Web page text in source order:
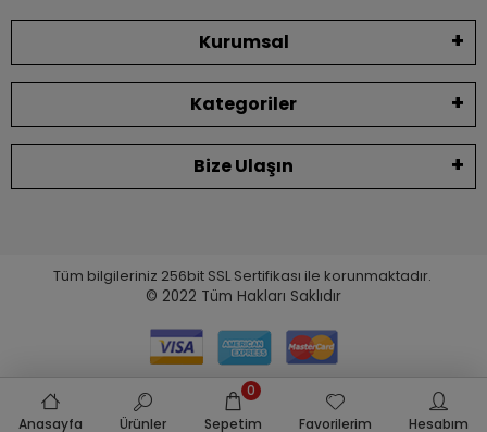
Kurumsal
Kategoriler
Bize Ulaşın
Tüm bilgileriniz 256bit SSL Sertifikası ile korunmaktadır.
© 2022 Tüm Hakları Saklıdır
Anasayfa Ürünler Sepetim
0
Favorilerim
Hesabım